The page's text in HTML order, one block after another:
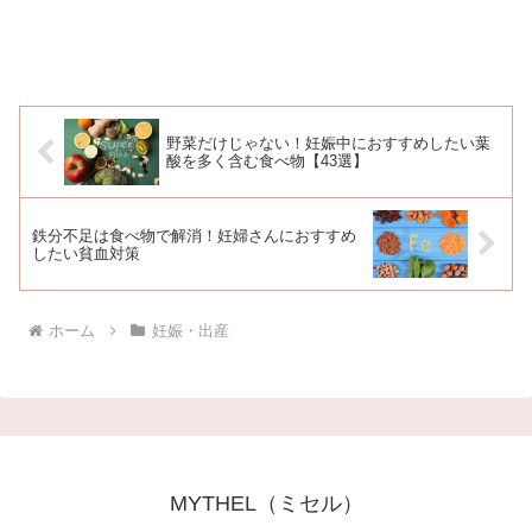
野菜だけじゃない！妊娠中におすすめしたい葉
酸を多く含む食べ物【43選】
鉄分不足は食べ物で解消！妊婦さんにおすすめ
したい貧血対策
ホーム 妊娠・出産
MYTHEL（ミセル）